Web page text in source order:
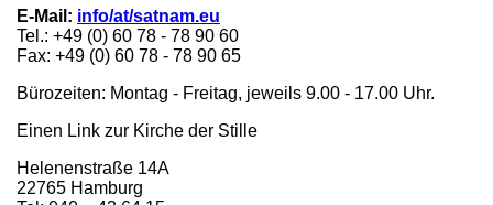
E-Mail: info/at/satnam.eu
Tel.: +49 (0) 60 78 - 78 90 60
Fax: +49 (0) 60 78 - 78 90 65
Bürozeiten: Montag - Freitag, jeweils 9.00 - 17.00 Uhr.
Einen Link zur Kirche der Stille
Helenenstraße 14A
22765 Hamburg